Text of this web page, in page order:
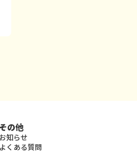
その他
お知らせ
よくある質問